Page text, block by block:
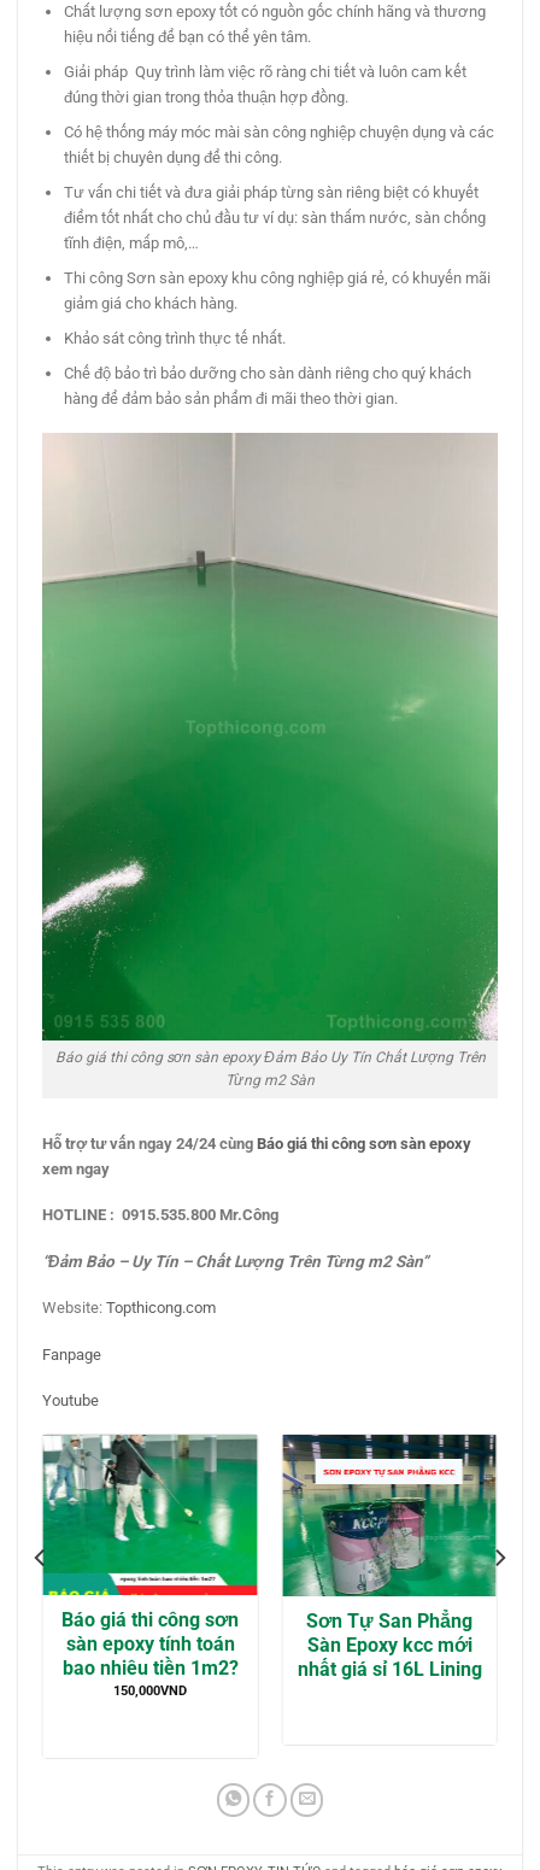
Chất lượng sơn epoxy tốt có nguồn gốc chính hãng và thương
hiệu nổi tiếng để bạn có thể yên tâm.
Giải pháp Quy trình làm việc rõ ràng chi tiết và luôn cam kết
đúng thời gian trong thỏa thuận hợp đồng.
Có hệ thống máy móc mài sàn công nghiệp chuyện dụng và các
thiết bị chuyên dụng để thi công.
Tư vấn chi tiết và đưa giải pháp từng sàn riêng biệt có khuyết
điểm tốt nhất cho chủ đầu tư ví dụ: sàn thấm nước, sàn chống
tĩnh điện, mấp mô,…
Thi công Sơn sàn epoxy khu công nghiệp giá rẻ, có khuyến mãi
giảm giá cho khách hàng.
Khảo sát công trình thực tế nhất.
Chế độ bảo trì bảo dưỡng cho sàn dành riêng cho quý khách
hàng để đảm bảo sản phẩm đi mãi theo thời gian.
Báo giá thi công sơn sàn epoxy Đảm Bảo Uy Tín Chất Lượng Trên
Từng m2 Sàn
Hỗ trợ tư vấnngay24/24 cùngBáo giá thi công sơn sàn epoxy
xem ngay
HOTLINE : 0915.535.800 Mr.Công
“Đảm Bảo – Uy Tín – Chất Lượng Trên Từng m2 Sàn”
Website:Topthicong.com
Fanpage
Youtube
Báo giá thi công sơn
sàn epoxy tính toán
bao nhiêu tiền 1m2?
150,000VND
Sơn Tự San Phẳng
Sàn Epoxy kcc mới
nhất giá sỉ 16L Lining